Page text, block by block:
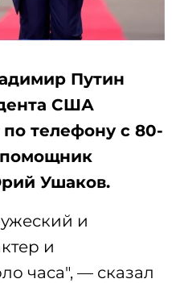
Путин
США
телефону с 80-
Ушаков.
и
и
часа", — сказал